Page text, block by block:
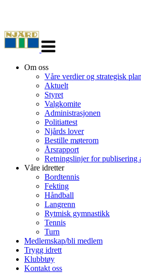
navigasjon
Om oss
Våre verdier og strategisk plan
Aktuelt
Styret
Valgkomite
Administrasjonen
Politiattest
Njårds lover
Bestille møterom
Årsrapport
Retningslinjer for publisering
Våre idretter
Bordtennis
Fekting
Håndball
Langrenn
Rytmisk gymnastikk
Tennis
Turn
Medlemskap/bli medlem
Trygg idrett
Klubbtøy
Kontakt oss